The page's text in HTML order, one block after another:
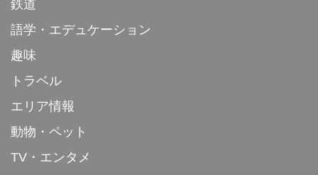
鉄道
語学・エデュケーション
趣味
トラベル
エリア情報
動物・ペット
TV・エンタメ